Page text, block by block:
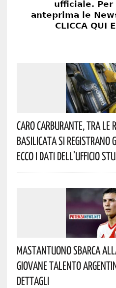
Caro Carburante, Tra Le
Basilicata Si Registrano
Ecco I Dati Dell’Ufficio
Mastantuono Sbarca
Giovane Talento
Dettagli